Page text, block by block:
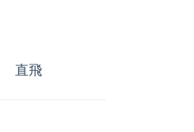
直飛